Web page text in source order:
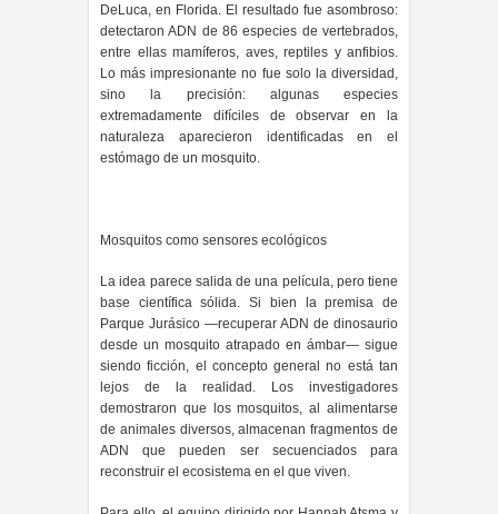
DeLuca, en Florida. El resultado fue asombroso:
detectaron ADN de 86 especies de vertebrados,
entre ellas mamíferos, aves, reptiles y anfibios.
Lo más impresionante no fue solo la diversidad,
sino la precisión: algunas especies
extremadamente difíciles de observar en la
naturaleza aparecieron identificadas en el
estómago de un mosquito.
Mosquitos como sensores ecológicos
La idea parece salida de una película, pero tiene
base científica sólida. Si bien la premisa de
Parque Jurásico —recuperar ADN de dinosaurio
desde un mosquito atrapado en ámbar— sigue
siendo ficción, el concepto general no está tan
lejos de la realidad. Los investigadores
demostraron que los mosquitos, al alimentarse
de animales diversos, almacenan fragmentos de
ADN que pueden ser secuenciados para
reconstruir el ecosistema en el que viven.